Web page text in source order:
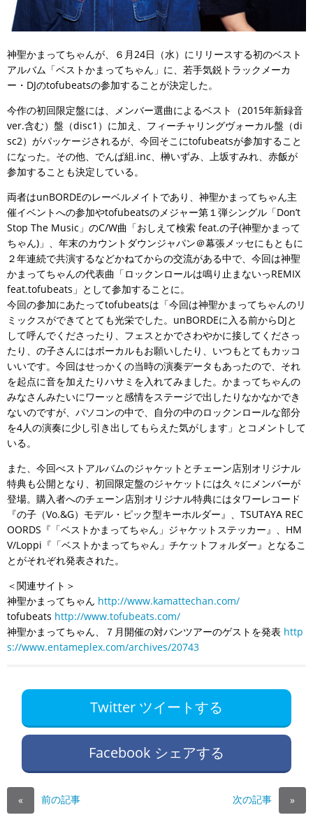
神聖かまってちゃんが、６月24日（水）にリリースする初のベスト
アルバム「ベストかまってちゃん」に、若手気鋭トラックメーカ
ー・DJのtofubeatsの参加することが決定した。
今作の初回限定盤には、メンバー選曲によるベスト（2015年新録音
ver.含む）盤（disc1）に加え、フィーチャリングヴォーカル盤（di
sc2）がパッケージされるが、今回そこにtofubeatsが参加すること
になった。その他、でんぱ組.inc、榊いずみ、上坂すみれ、赤飯が
参加することも決定している。
両者はunBORDEのレーベルメイトであり、神聖かまってちゃん主
催イベントへの参加やtofubeatsのメジャー第１弾シングル「Don’t
Stop The Music」のC/W曲「おしえて検索 feat.の子(神聖かまって
ちゃん)」、年末のカウントダウンジャパン＠幕張メッセにもともに
２年連続で共演するなどかねてからの交流がある中で、今回は神聖
かまってちゃんの代表曲「ロックンロールは鳴り止まないっREMIX
feat.tofubeats」として参加することに。
今回の参加にあたってtofubeatsは「今回は神聖かまってちゃんのリ
ミックスができてとても光栄でした。unBORDEに入る前からDJと
して呼んでくださったり、フェスとかでさわやかに接してくださっ
たり、の子さんにはボーカルもお願いしたり、いつもとてもカッコ
いいです。今回はせっかくの当時の演奏データもあったので、それ
を起点に音を加えたりハサミを入れてみました。かまってちゃんの
みなさんみたいにワーッと感情をステージで出したりなかなかでき
ないのですが、パソコンの中で、自分の中のロックンロールな部分
を4人の演奏に少し引き出してもらえた気がします」とコメントして
いる。
また、今回べストアルバムのジャケットとチェーン店別オリジナル
特典も公開となり、初回限定盤のジャケットには久々にメンバーが
登場。購入者へのチェーン店別オリジナル特典にはタワーレコード
『の子（Vo.&G）モデル・ピック型キーホルダー』、TSUTAYA REC
OORDS『「ベストかまってちゃん」ジャケットステッカー』、HM
V/Loppi『「ベストかまってちゃん」チケットフォルダー』となるこ
とがそれぞれ発表された。
＜関連サイト＞
神聖かまってちゃん http://www.kamattechan.com/
tofubeats http://www.tofubeats.com/
神聖かまってちゃん、７月開催の対バンツアーのゲストを発表 http
s://www.entameplex.com/archives/20743
Twitter ツイートする
Facebook シェアする
« 前の記事 次の記事 »